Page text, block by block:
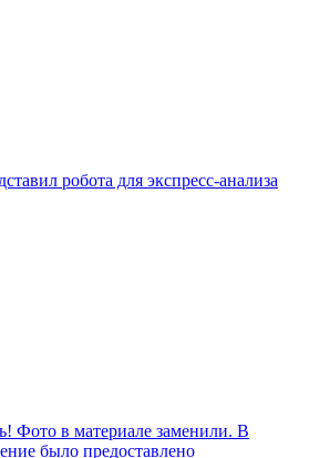
робота для экспресс-анализа
Фото в материале заменили. В
было предоставлено